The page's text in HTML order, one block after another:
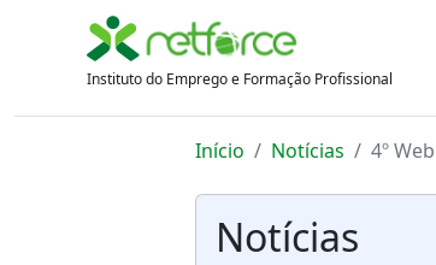
Instituto do Emprego e Formação Profissional
Início Notícias 4º
Notícias